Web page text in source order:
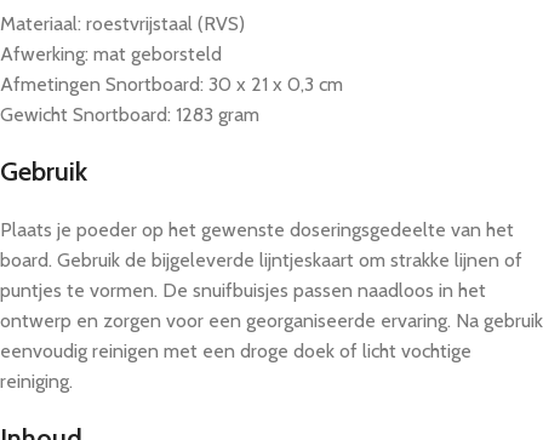
Materiaal: roestvrijstaal (RVS)
Afwerking: mat geborsteld
Afmetingen Snortboard: 30 x 21 x 0,3 cm
Gewicht Snortboard: 1283 gram
Gebruik
Plaats je poeder op het gewenste doseringsgedeelte van het
board. Gebruik de bijgeleverde lijntjeskaart om strakke lijnen of
puntjes te vormen. De snuifbuisjes passen naadloos in het
ontwerp en zorgen voor een georganiseerde ervaring. Na gebruik
eenvoudig reinigen met een droge doek of licht vochtige
reiniging.